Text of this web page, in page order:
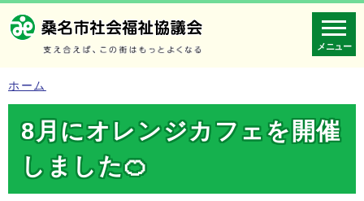
メニュー
ホーム
8月にオレンジカフェを開催
しました🍊